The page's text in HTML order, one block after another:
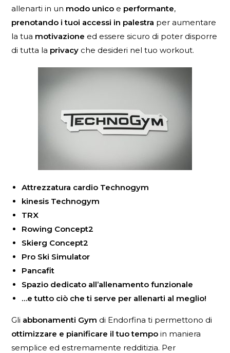
allenarti in un modo unico e performante,
prenotando i tuoi accessi in palestra per aumentare
la tua motivazione ed essere sicuro di poter disporre
di tutta la privacy che desideri nel tuo workout.
Attrezzatura cardio Technogym
kinesis Technogym
TRX
Rowing Concept2
Skierg Concept2
Pro Ski Simulator
Pancafit
Spazio dedicato all’allenamento funzionale
…e tutto ciò che ti serve per allenarti al meglio!
Gli abbonamenti Gym di Endorfina ti permettono di
ottimizzare e pianificare il tuo tempo in maniera
semplice ed estremamente redditizia. Per